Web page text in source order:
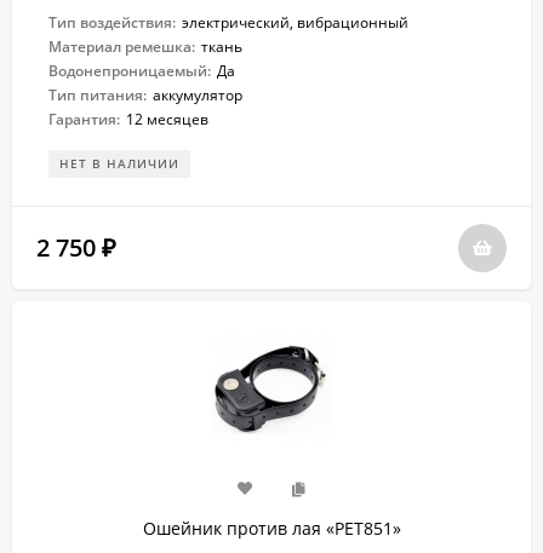
Тип воздействия: электрический, вибрационный
Материал ремешка: ткань
Водонепроницаемый: Да
Тип питания: аккумулятор
Гарантия: 12 месяцев
НЕТ В НАЛИЧИИ
2 750 ₽
Ошейник против лая «PET851»